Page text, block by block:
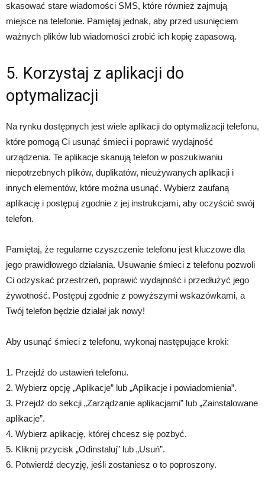
skasować stare wiadomości SMS, które również zajmują
miejsce na telefonie. Pamiętaj jednak, aby przed usunięciem
ważnych plików lub wiadomości zrobić ich kopię zapasową.
5. Korzystaj z aplikacji do
optymalizacji
Na rynku dostępnych jest wiele aplikacji do optymalizacji telefonu,
które pomogą Ci usunąć śmieci i poprawić wydajność
urządzenia. Te aplikacje skanują telefon w poszukiwaniu
niepotrzebnych plików, duplikatów, nieużywanych aplikacji i
innych elementów, które można usunąć. Wybierz zaufaną
aplikację i postępuj zgodnie z jej instrukcjami, aby oczyścić swój
telefon.
Pamiętaj, że regularne czyszczenie telefonu jest kluczowe dla
jego prawidłowego działania. Usuwanie śmieci z telefonu pozwoli
Ci odzyskać przestrzeń, poprawić wydajność i przedłużyć jego
żywotność. Postępuj zgodnie z powyższymi wskazówkami, a
Twój telefon będzie działał jak nowy!
Aby usunąć śmieci z telefonu, wykonaj następujące kroki:
1. Przejdź do ustawień telefonu.
2. Wybierz opcję „Aplikacje” lub „Aplikacje i powiadomienia”.
3. Przejdź do sekcji „Zarządzanie aplikacjami” lub „Zainstalowane
aplikacje”.
4. Wybierz aplikację, której chcesz się pozbyć.
5. Kliknij przycisk „Odinstaluj” lub „Usuń”.
6. Potwierdź decyzję, jeśli zostaniesz o to poproszony.